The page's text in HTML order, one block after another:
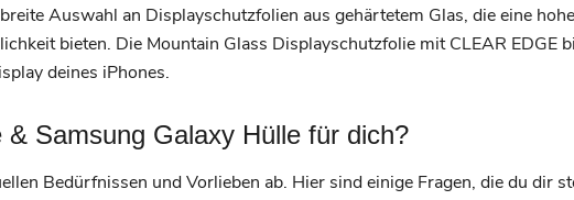
Auswahl an Displayschutzfolien aus gehärtetem Glas, die eine hohe
bieten. Die Mountain Glass Displayschutzfolie mit CLEAR EDGE
deines iPhones.
Samsung Galaxy Hülle für dich?
Bedürfnissen und Vorlieben ab. Hier sind einige Fragen, die du dir